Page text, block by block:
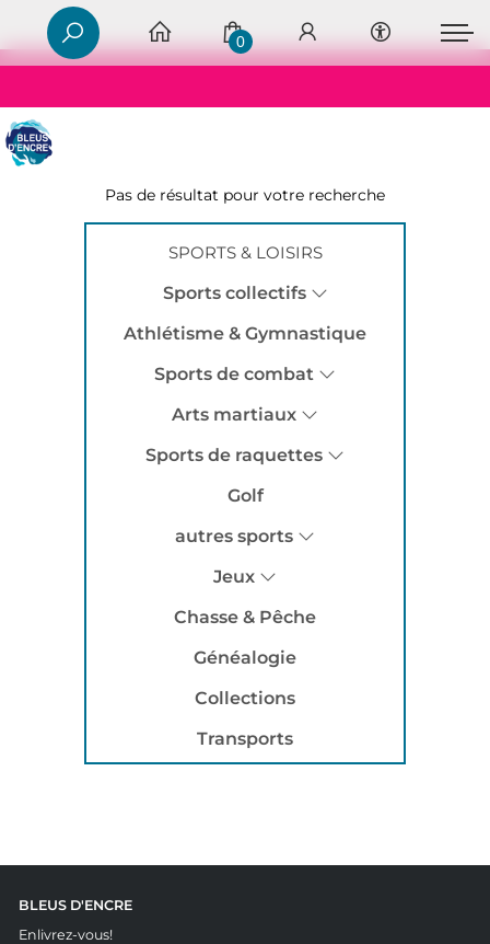
0
Pas de résultat pour votre recherche
SPORTS & LOISIRS
Sports collectifs
Athlétisme & Gymnastique
Sports de combat
Arts martiaux
Sports de raquettes
Golf
autres sports
Jeux
Chasse & Pêche
Généalogie
Collections
Transports
BLEUS D'ENCRE
Enlivrez-vous!